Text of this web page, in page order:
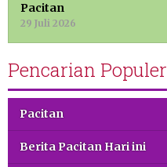
Pacitan
29 Juli 2026
Pencarian Populer
Pacitan
Berita Pacitan Hari ini